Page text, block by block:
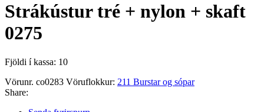
Strákústur tré + nylon + skaft
0275
Fjöldi í kassa: 10
Vörunr. co0283 Vöruflokkur: 211 Burstar og sópar
Share: